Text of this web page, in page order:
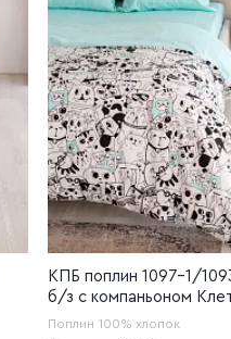
КПБ поплин 1097-1/
б/з с компаньоном
голубой (20с259)
Поплин 100% хлопок